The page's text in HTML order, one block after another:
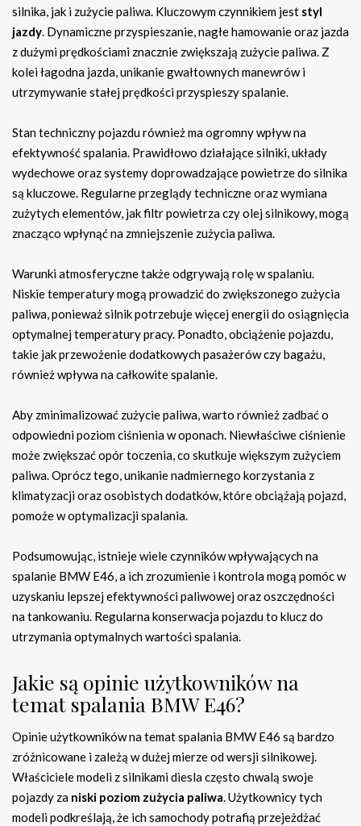
silnika, jak i zużycie paliwa. Kluczowym czynnikiem jest styl
jazdy. Dynamiczne przyspieszanie, nagłe hamowanie oraz jazda
z dużymi prędkościami znacznie zwiększają zużycie paliwa. Z
kolei łagodna jazda, unikanie gwałtownych manewrów i
utrzymywanie stałej prędkości przyspieszy spalanie.
Stan techniczny pojazdu również ma ogromny wpływ na
efektywność spalania. Prawidłowo działające silniki, układy
wydechowe oraz systemy doprowadzające powietrze do silnika
są kluczowe. Regularne przeglądy techniczne oraz wymiana
zużytych elementów, jak filtr powietrza czy olej silnikowy, mogą
znacząco wpłynąć na zmniejszenie zużycia paliwa.
Warunki atmosferyczne także odgrywają rolę w spalaniu.
Niskie temperatury mogą prowadzić do zwiększonego zużycia
paliwa, ponieważ silnik potrzebuje więcej energii do osiągnięcia
optymalnej temperatury pracy. Ponadto, obciążenie pojazdu,
takie jak przewożenie dodatkowych pasażerów czy bagażu,
również wpływa na całkowite spalanie.
Aby zminimalizować zużycie paliwa, warto również zadbać o
odpowiedni poziom ciśnienia w oponach. Niewłaściwe ciśnienie
może zwiększać opór toczenia, co skutkuje większym zużyciem
paliwa. Oprócz tego, unikanie nadmiernego korzystania z
klimatyzacji oraz osobistych dodatków, które obciążają pojazd,
pomoże w optymalizacji spalania.
Podsumowując, istnieje wiele czynników wpływających na
spalanie BMW E46, a ich zrozumienie i kontrola mogą pomóc w
uzyskaniu lepszej efektywności paliwowej oraz oszczędności
na tankowaniu. Regularna konserwacja pojazdu to klucz do
utrzymania optymalnych wartości spalania.
Jakie są opinie użytkowników na
temat spalania BMW E46?
Opinie użytkowników na temat spalania BMW E46 są bardzo
zróżnicowane i zależą w dużej mierze od wersji silnikowej.
Właściciele modeli z silnikami diesla często chwalą swoje
pojazdy za niski poziom zużycia paliwa. Użytkownicy tych
modeli podkreślają, że ich samochody potrafią przejeżdżać